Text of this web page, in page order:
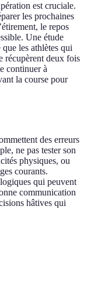
est cruciale.
les prochaines
le repos
Une étude
les athlètes qui
récupèrent deux fois
continuer à
la course pour
des erreurs
ne pas tester son
physiques, ou
courants.
qui peuvent
communication
hâtives qui